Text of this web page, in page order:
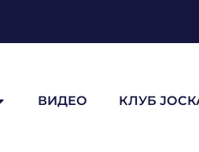
ВИДЕО КЛУБ